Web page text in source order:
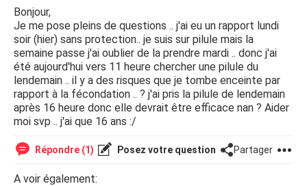
Bonjour,
Je me pose pleins de questions .. j'ai eu un rapport lundi
soir (hier) sans protection.. je suis sur pilule mais la
semaine passe j'ai oublier de la prendre mardi .. donc j'ai
été aujourd'hui vers 11 heure chercher une pilule du
lendemain .. il y a des risques que je tombe enceinte par
rapport à la fécondation .. ? j'ai pris la pilule de lendemain
après 16 heure donc elle devrait être efficace nan ? Aider
moi svp .. j'ai que 16 ans :/
Répondre (1) Posez votre question Partager
A voir également: